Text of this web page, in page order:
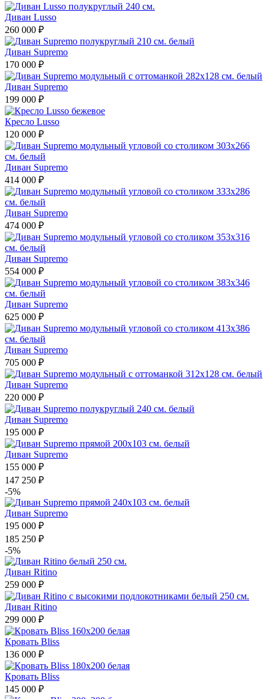
Диван Lusso
260 000 ₽
Диван Supremo
170 000 ₽
Диван Supremo
199 000 ₽
Кресло Lusso
120 000 ₽
Диван Supremo
414 000 ₽
Диван Supremo
474 000 ₽
Диван Supremo
554 000 ₽
Диван Supremo
625 000 ₽
Диван Supremo
705 000 ₽
Диван Supremo
220 000 ₽
Диван Supremo
195 000 ₽
Диван Supremo
155 000 ₽
147 250 ₽
-5%
Диван Supremo
195 000 ₽
185 250 ₽
-5%
Диван Ritino
259 000 ₽
Диван Ritino
299 000 ₽
Кровать Bliss
136 000 ₽
Кровать Bliss
145 000 ₽